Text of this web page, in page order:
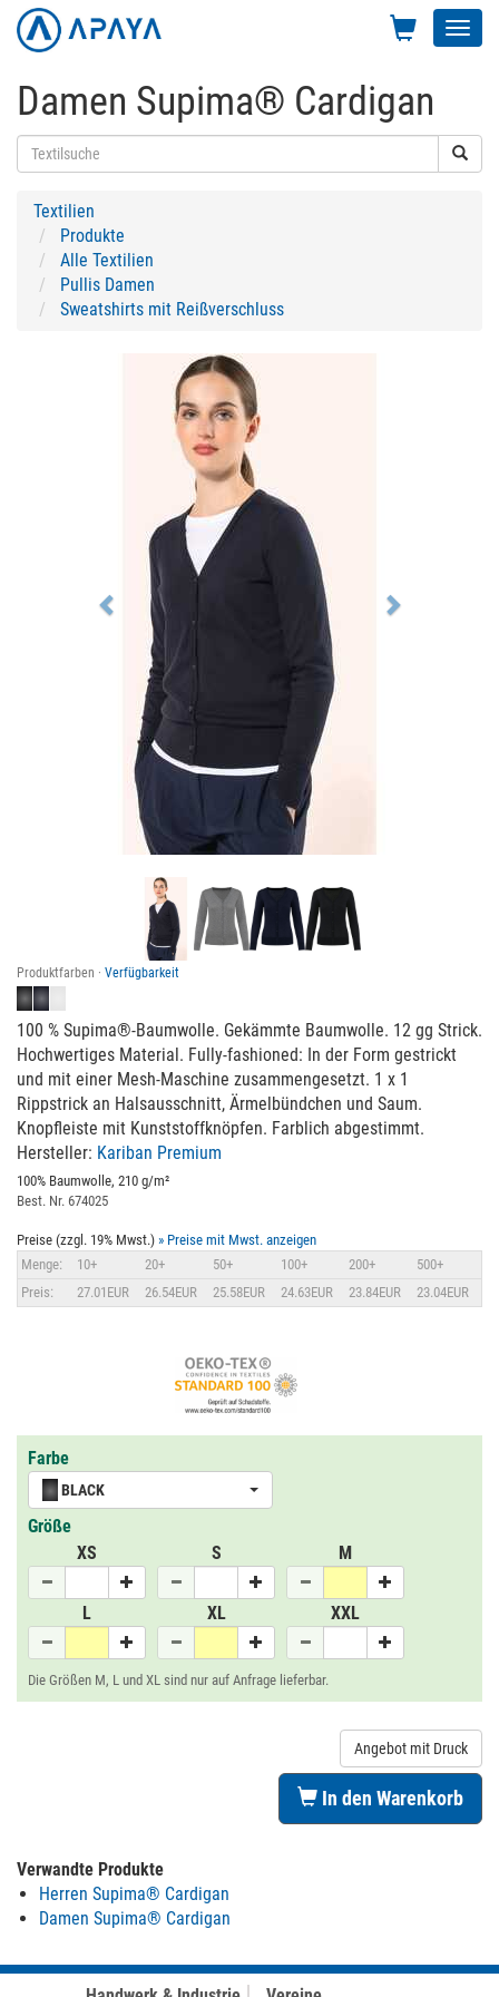
Damen Supima® Cardigan
Textilien
Produkte
Alle Textilien
Pullis Damen
Sweatshirts mit Reißverschluss
Previous
Produktfarben · Verfügbarkeit
100 % Supima®-Baumwolle. Gekämmte Baumwolle. 12 gg Strick.
Hochwertiges Material. Fully-fashioned: In der Form gestrickt
und mit einer Mesh-Maschine zusammengesetzt. 1 x 1
Rippstrick an Halsausschnitt, Ärmelbündchen und Saum.
Knopfleiste mit Kunststoffknöpfen. Farblich abgestimmt.
Hersteller: Kariban Premium
100% Baumwolle, 210 g/m²
Best. Nr. 674025
Preise (zzgl. 19% Mwst.) » Preise mit Mwst. anzeigen
Menge:
10+ 20+ 50+ 100+ 200+
500+
Preis:
27.01EUR 26.54EUR 25.58EUR 24.63EUR 23.84EUR 23.04EUR
Farbe
BLACK
Größe
XS
S M
L XL XXL
Die Größen M, L und XL sind nur auf Anfrage lieferbar.
Angebot mit Druck
In den Warenkorb
Verwandte Produkte
Herren Supima® Cardigan
Damen Supima® Cardigan